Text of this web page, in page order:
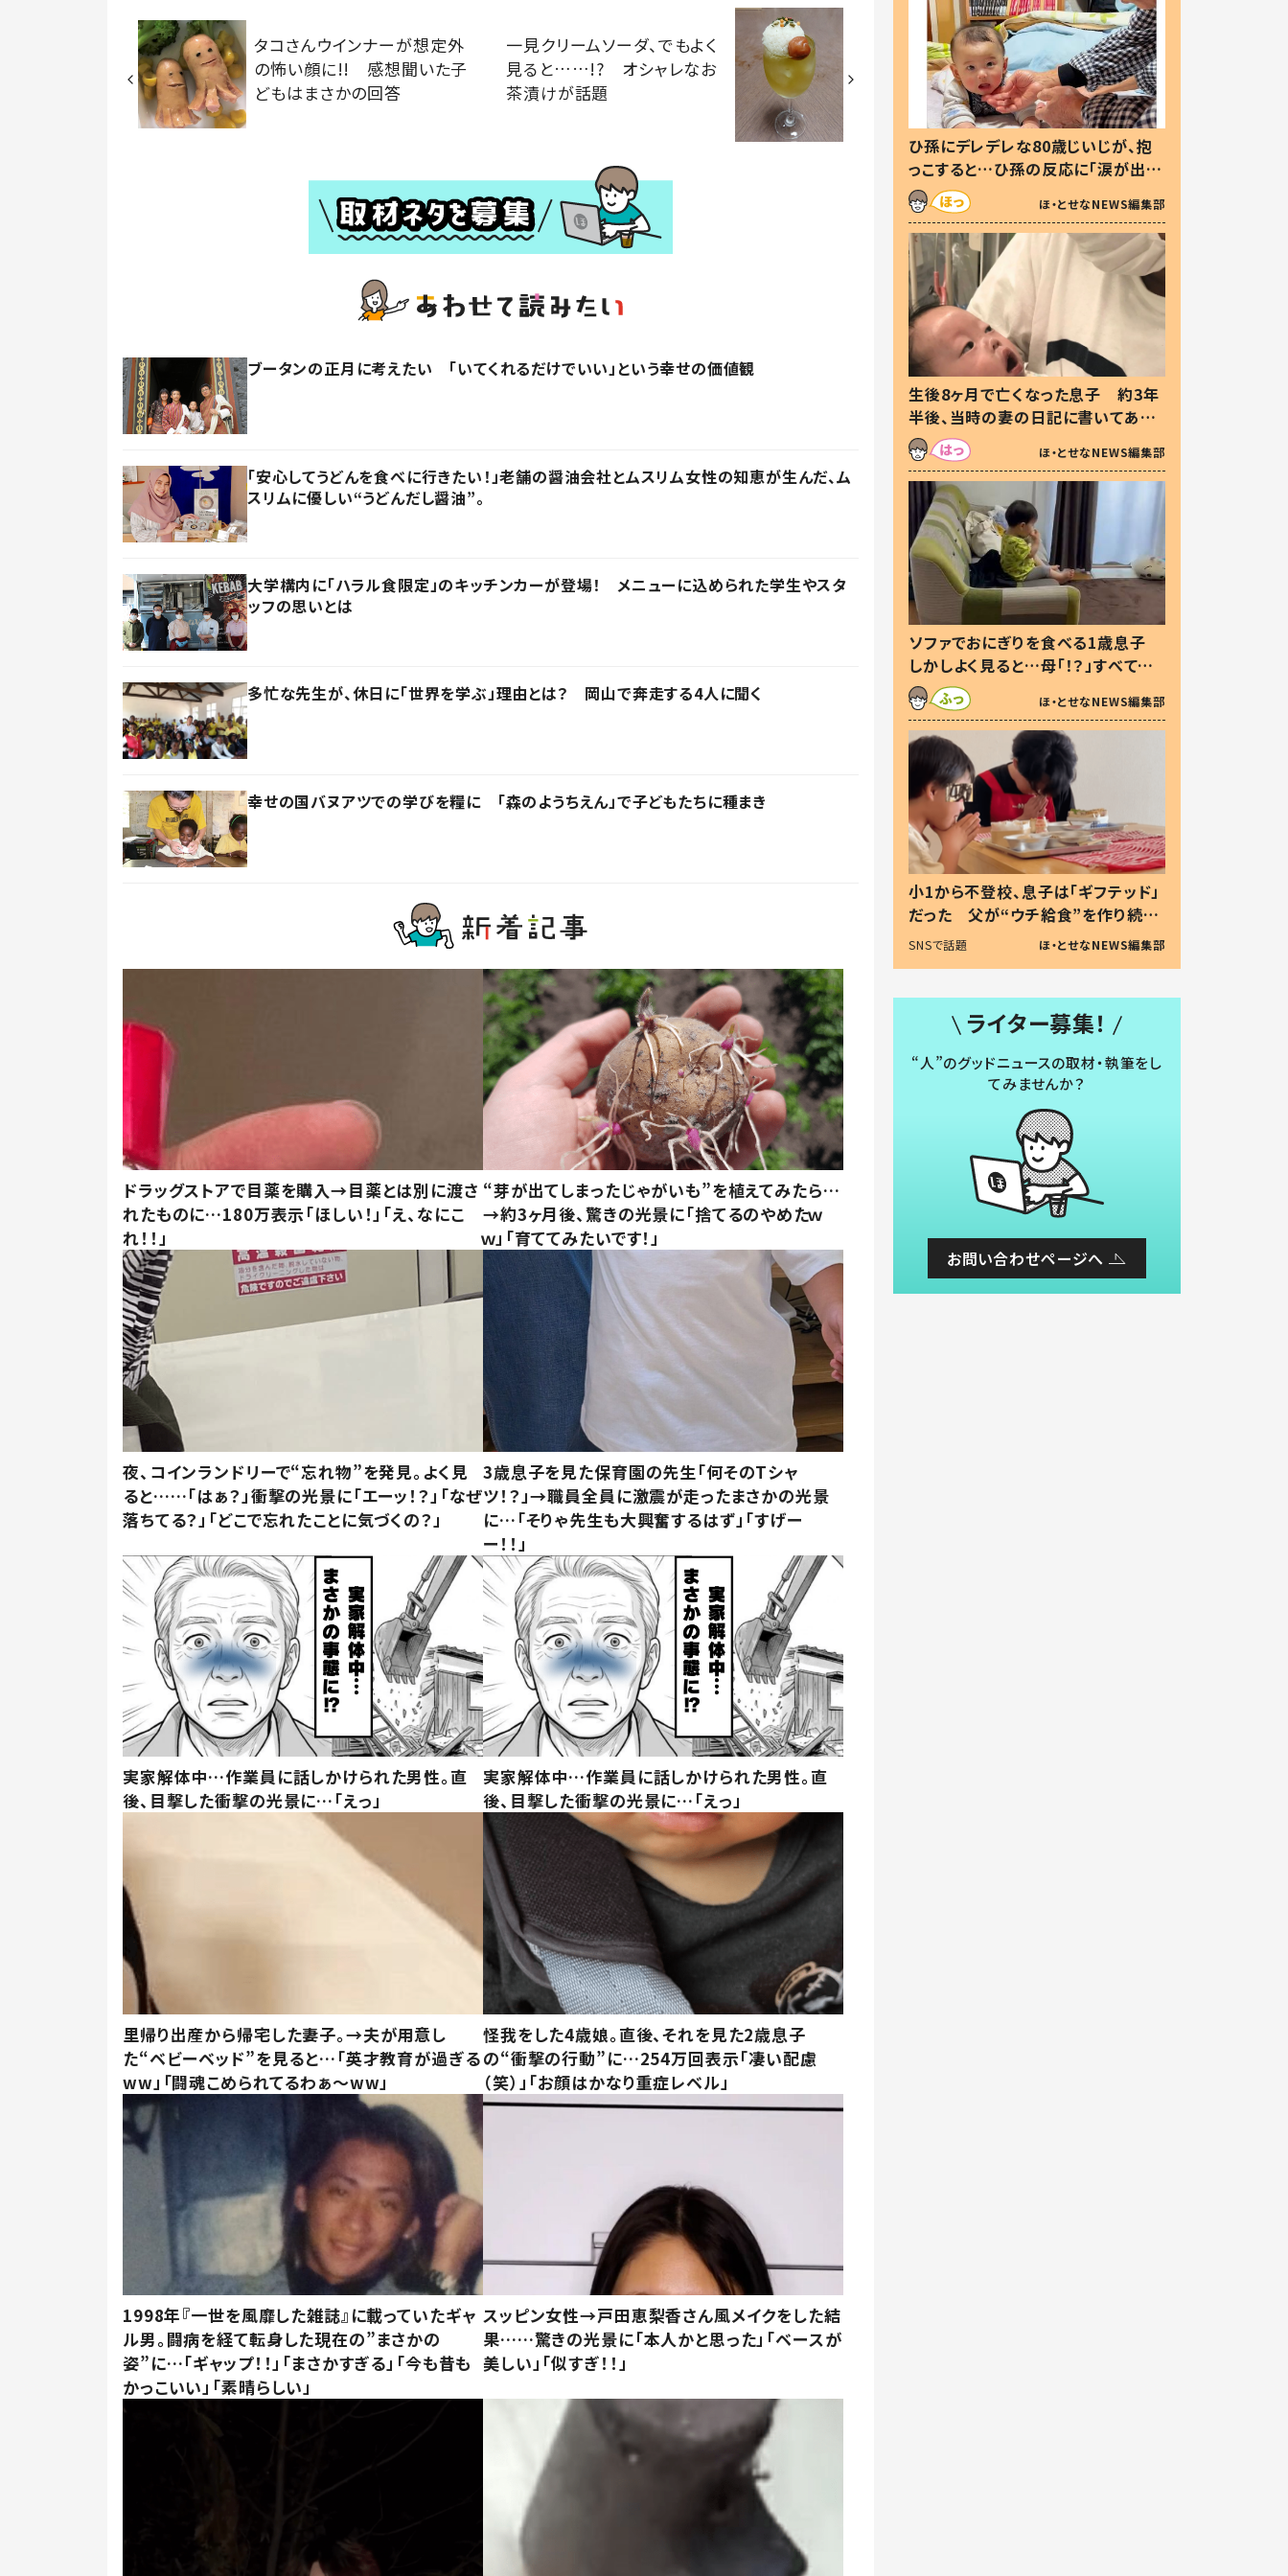
タコさんウインナーが想定外
の怖い顔に!! 感想聞いた子
どもはまさかの回答
一見クリームソーダ、でもよく
見ると……!? オシャレなお
茶漬けが話題
ブータンの正月に考えたい 「いてくれるだけでいい」という幸せの価値観
「安心してうどんを食べに行きたい！」老舗の醤油会社とムスリム女性の知恵が生んだ、ム
スリムに優しい“うどんだし醤油”。
大学構内に「ハラル食限定」のキッチンカーが登場！ メニューに込められた学生やスタ
ッフの思いとは
多忙な先生が、休日に「世界を学ぶ」理由とは？ 岡山で奔走する4人に聞く
幸せの国バヌアツでの学びを糧に 「森のようちえん」で子どもたちに種まき
ドラッグストアで目薬を購入→目薬とは別に渡さ
れたものに…180万表示「ほしい！」「え、なにこ
れ！！」
“芽が出てしまったじゃがいも”を植えてみたら…
→約3ヶ月後、驚きの光景に「捨てるのやめたｗ
ｗ」「育ててみたいです！」
夜、コインランドリーで“忘れ物”を発見。よく見
ると……「はぁ？」衝撃の光景に「エーッ！？」「なぜ
落ちてる？」「どこで忘れたことに気づくの？」
3歳息子を見た保育園の先生「何そのTシャ
ツ！？」→職員全員に激震が走ったまさかの光景
に…「そりゃ先生も大興奮するはず」「すげー
ー！！」
実家解体中…作業員に話しかけられた男性。直
後、目撃した衝撃の光景に…「えっ」
実家解体中…作業員に話しかけられた男性。直
後、目撃した衝撃の光景に…「えっ」
里帰り出産から帰宅した妻子。→夫が用意し
た“ベビーベッド”を見ると…「英才教育が過ぎる
ww」「闘魂こめられてるわぁ～ww」
怪我をした4歳娘。直後、それを見た2歳息子
の“衝撃の行動”に…254万回表示「凄い配慮
（笑）」「お顔はかなり重症レベル」
1998年『一世を風靡した雑誌』に載っていたギャ
ル男。闘病を経て転身した現在の”まさかの
姿”に…「ギャップ！！」「まさかすぎる」「今も昔も
かっこいい」「素晴らしい」
スッピン女性→戸田恵梨香さん風メイクをした結
果……驚きの光景に「本人かと思った」「ベースが
美しい」「似すぎ！！」
ひ孫にデレデレな80歳じいじが、抱
っこすると…ひ孫の反応に「涙が出ま
した」「可愛くて仕方ない」
ほ・とせなNEWS編集部
生後8ヶ月で亡くなった息子 約3年
半後、当時の妻の日記に書いてあっ
た本音とは
ほ・とせなNEWS編集部
ソファでおにぎりを食べる1歳息子
しかしよく見ると…母「！？」すべてを
察した母の投稿に「可愛いから許
す！」「現行犯〜」
ほ・とせなNEWS編集部
小1から不登校、息子は「ギフテッド」
だった 父が“ウチ給食”を作り続け
る理由とは #令和の親 #令和の子
SNSで話題 ほ・とせなNEWS編集部
ライター募集！
“人”のグッドニュースの取材・執筆をし
てみませんか？
お問い合わせページへ